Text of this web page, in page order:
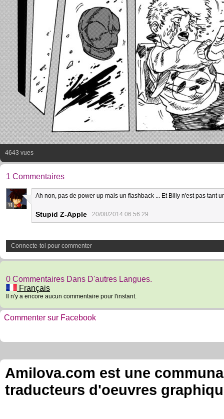
4643 vues
1 Commentaires
11
Ah non, pas de power up mais un flashback ... Et Billy n'est pas tant
Stupid Z-Apple 20/08/2014 06:56:29
Connecte-toi pour commenter
0 Commentaires Dans D'autres Langues.
Français
Il n'y a encore aucun commentaire pour l'instant.
Commenter sur Facebook
Amilova.com est une
traducteurs d'oeuvres